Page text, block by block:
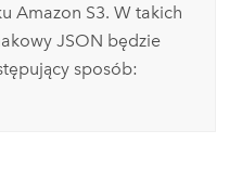
Amazon S3. W takich
JSON będzie
sposób: